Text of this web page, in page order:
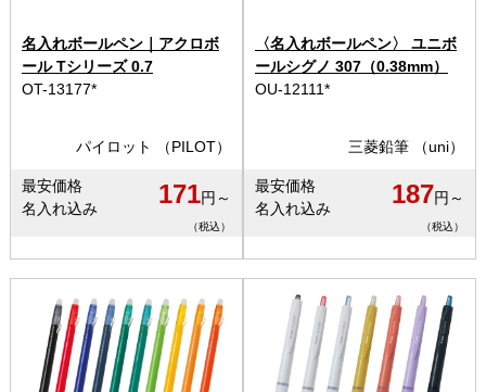
名入れボールペン｜アクロボ
ール Tシリーズ 0.7
OT-13177*
パイロット （PILOT）
最安価格
名入れ込み
171円～
（税込）
〈名入れボールペン〉 ユニボ
ールシグノ 307（0.38mm）
OU-12111*
三菱鉛筆 （uni）
最安価格
名入れ込み
187円～
（税込）